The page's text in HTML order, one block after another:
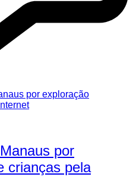
por
crianças pela